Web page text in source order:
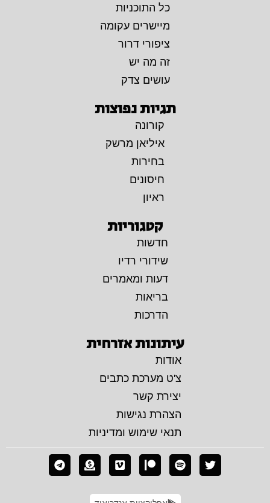
כל התוכניות
מיישרים עקומה
ציפורי דרור
זה מה יש
עושים צדק
תגיות נפוצות
קורונה
איליאן מרשק
בחירות
חיסונים
ראיון
קטגוריות
חדשות
שידורי רדיו
דעות ומאמרים
בריאות
הדרכות
עיתונות אזרחית
אודות
צ'ט מערכת כתבים
יצירת קשר
הצהרת נגישות
תנאי שימוש ומדיניות